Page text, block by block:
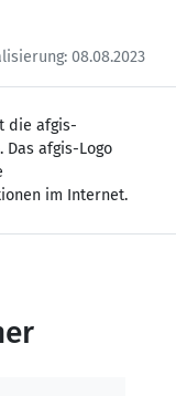
08.08.2023
die afgis-
afgis-Logo
im Internet.